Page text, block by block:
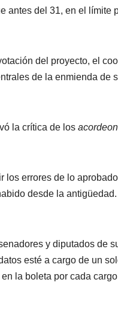
antes del 31, en el límite
del proyecto, el
de la enmienda de
la crítica de los
errores de lo
desde la
y diputados de
esté a cargo de un
la boleta por cada